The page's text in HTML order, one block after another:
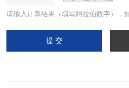
请输入计算结果（填写阿拉伯数字），